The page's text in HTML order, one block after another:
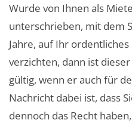
Wurde von Ihnen als
unterschrieben, mit dem
Jahre, auf Ihr
verzichten, dann ist
gültig, wenn er auch für
Nachricht dabei ist, dass
dennoch das Recht